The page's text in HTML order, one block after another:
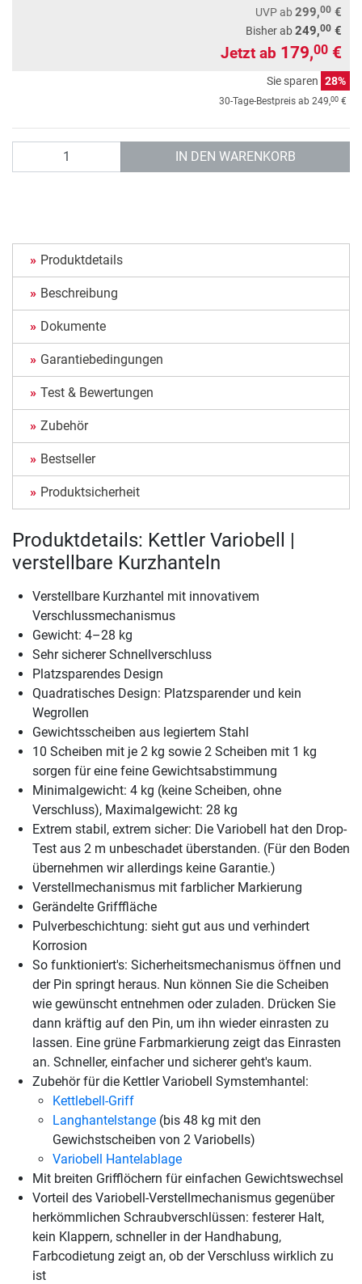
UVPab 299,00 €
Bisher ab249,00 €
Jetzt ab 179,00 €
Sie sparen 28%
30-Tage-Bestpreis ab 249,00 €
IN DEN WARENKORB
Produktdetails
Beschreibung
Dokumente
Garantiebedingungen
Test & Bewertungen
Zubehör
Bestseller
Produktsicherheit
Produktdetails: Kettler Variobell |
verstellbare Kurzhanteln
Verstellbare Kurzhantel mit innovativem
Verschlussmechanismus
Gewicht: 4–28 kg
Sehr sicherer Schnellverschluss
Platzsparendes Design
Quadratisches Design: Platzsparender und kein
Wegrollen
Gewichtsscheiben aus legiertem Stahl
10 Scheiben mit je 2 kg sowie 2 Scheiben mit 1 kg
sorgen für eine feine Gewichtsabstimmung
Minimalgewicht: 4 kg (keine Scheiben, ohne
Verschluss), Maximalgewicht: 28 kg
Extrem stabil, extrem sicher: Die Variobell hat den Drop-
Test aus 2 m unbeschadet überstanden. (Für den Boden
übernehmen wir allerdings keine Garantie.)
Verstellmechanismus mit farblicher Markierung
Gerändelte Grifffläche
Pulverbeschichtung: sieht gut aus und verhindert
Korrosion
So funktioniert's: Sicherheitsmechanismus öffnen und
der Pin springt heraus. Nun können Sie die Scheiben
wie gewünscht entnehmen oder zuladen. Drücken Sie
dann kräftig auf den Pin, um ihn wieder einrasten zu
lassen. Eine grüne Farbmarkierung zeigt das Einrasten
an. Schneller, einfacher und sicherer geht's kaum.
Zubehör für die Kettler Variobell Symstemhantel:
Kettlebell-Griff
Langhantelstange (bis 48 kg mit den
Gewichstscheiben von 2 Variobells)
Variobell Hantelablage
Mit breiten Grifflöchern für einfachen Gewichtswechsel
Vorteil des Variobell-Verstellmechanismus gegenüber
herkömmlichen Schraubverschlüssen: festerer Halt,
kein Klappern, schneller in der Handhabung,
Farbcodietung zeigt an, ob der Verschluss wirklich zu
ist